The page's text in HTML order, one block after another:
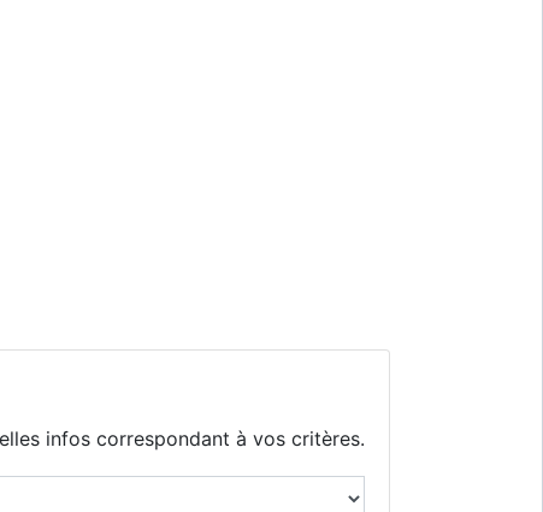
infos correspondant à vos critères.